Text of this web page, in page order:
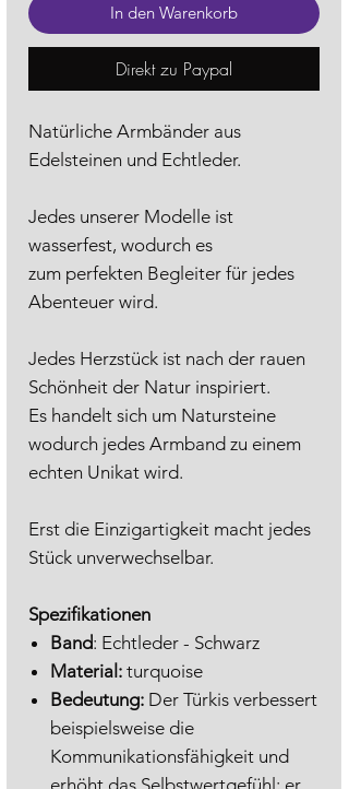
In den Warenkorb
Direkt zu Paypal
Natürliche Armbänder aus
Edelsteinen und Echtleder.
Jedes unserer Modelle ist
wasserfest, wodurch es
zum perfekten Begleiter für jedes
Abenteuer wird.
Jedes Herzstück ist nach der rauen
Schönheit der Natur inspiriert.
Es handelt sich um Natursteine
wodurch jedes Armband zu einem
echten Unikat wird.
Erst die Einzigartigkeit macht jedes
Stück unverwechselbar.
Spezifikationen
Band: Echtleder - Schwarz
Material: turquoise
Bedeutung: Der Türkis verbessert
beispielsweise die
Kommunikationsfähigkeit und
erhöht das Selbstwertgefühl; er